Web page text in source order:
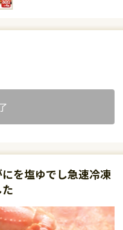
を塩ゆでし急速冷凍